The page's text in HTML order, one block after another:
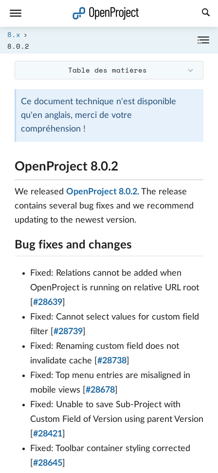
8.x
8.0.2
Table des matières
Ce document technique n'est disponible
qu'en anglais, merci de votre
compréhension !
OpenProject 8.0.2
We released OpenProject 8.0.2. The release
contains several bug fixes and we recommend
updating to the newest version.
Bug fixes and changes
Fixed: Relations cannot be added when
OpenProject is running on relative URL root
#28639
Fixed: Cannot select values for custom field
filter [ #28739
Fixed: Renaming custom field does not
invalidate cache [ #28738
Fixed: Top menu entries are misaligned in
mobile views [ #28678
Fixed: Unable to save Sub-Project with
Custom Field of Version using parent Version
#28421
Fixed: Toolbar container styling corrected
#28645
Ouvrir le lien dans un nouvel onglet